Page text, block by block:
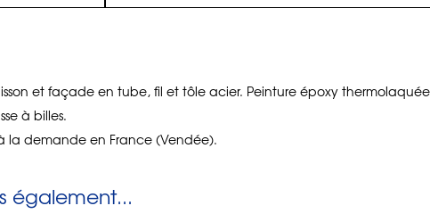
et façade en tube, fil et tôle acier. Peinture époxy
à billes.
la demande en France (Vendée).
également...